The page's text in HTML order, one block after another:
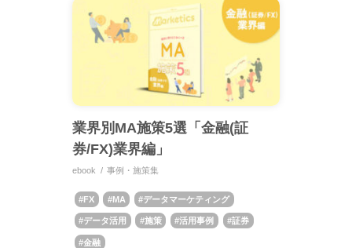
業界別MA施策5選「金融(証
券/FX)業界編」
ebook 事例・施策集
FX MA データマーケティング
データ活用 施策 活用事例 証券
金融